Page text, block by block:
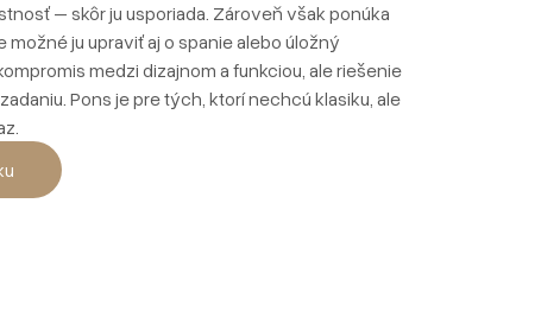
– skôr ju usporiada. Zároveň však ponúka
možné ju upraviť aj o spanie alebo úložný
medzi dizajnom a funkciou, ale riešenie
Pons je pre tých, ktorí nechcú klasiku, ale